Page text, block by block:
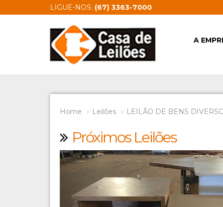
LIGUE-NOS: (67) 3363-7000
A
Home Leilões LEILÃO DE BENS
Próximos Leilões
Previous